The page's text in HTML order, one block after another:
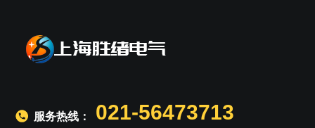
服务热线： 021-56473713